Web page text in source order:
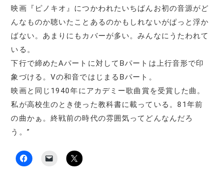
映画『ピノキオ』につかわれたいちばんお初の音源がど
んなものか聴いたことあるのかもしれないがぱっと浮か
ばない。あまりにもカバーが多い。みんなにうたわれて
いる。
下行で締めたAパートに対してBパートは上行音形で印
象づける。Ⅴの和音ではじまるBパート。
映画と同じ1940年にアカデミー歌曲賞を受賞した曲。
私が高校生のとき使った教科書に載っている。81年前
の曲かぁ。終戦前の時代の雰囲気ってどんなんだろ
う。”
F
a
ク
リ